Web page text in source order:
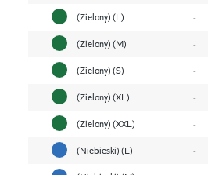
(Zielony) (L)
-
(Zielony) (M)
-
(Zielony) (S)
-
(Zielony) (XL)
-
(Zielony) (XXL)
-
(Niebieski) (L)
-